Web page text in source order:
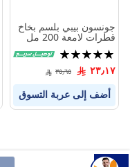
جونسون بيبي بلسم بخاخ
قطرات لامعة 200 مل
تقييم:
100%
٢٣٫١٧ ٣٥٫٦٥
أضف إلى عربة التسوق